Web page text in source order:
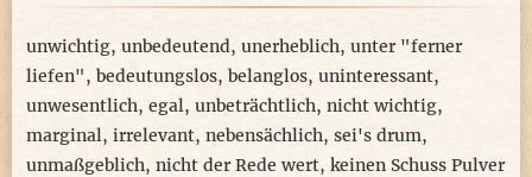
unwichtig, unbedeutend, unerheblich, unter "ferner
liefen", bedeutungslos, belanglos, uninteressant,
unwesentlich, egal, unbeträchtlich, nicht wichtig,
marginal, irrelevant, nebensächlich, sei's drum,
unmaßgeblich, nicht der Rede wert, keinen Schuss Pulver